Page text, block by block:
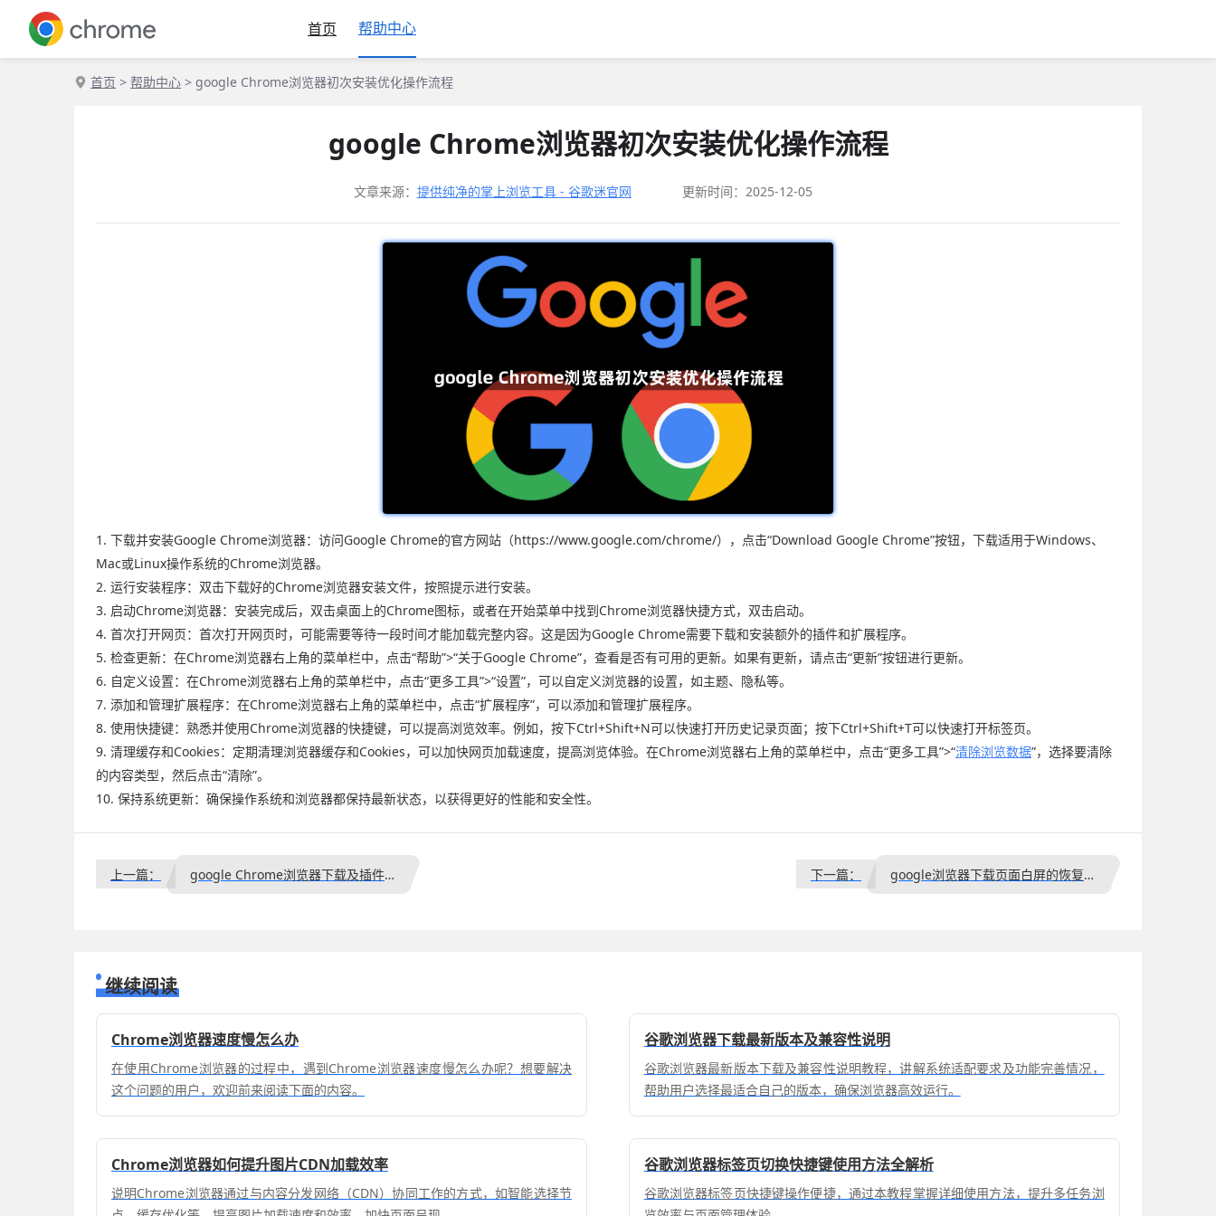
首页 帮助中心
首页 > 帮助中心 > google Chrome浏览器初次安装优化操作流程
google Chrome浏览器初次安装优化操作流程
文章来源： 提供纯净的掌上浏览工具 - 谷歌迷官网 更新时间：2025-12-05
1. 下载并安装Google Chrome浏览器：访问Google Chrome的官方网站（https://www.google.com/chrome/），点击“Download Google Chrome”按钮，下载适用于Windows、
Mac或Linux操作系统的Chrome浏览器。
2. 运行安装程序：双击下载好的Chrome浏览器安装文件，按照提示进行安装。
3. 启动Chrome浏览器：安装完成后，双击桌面上的Chrome图标，或者在开始菜单中找到Chrome浏览器快捷方式，双击启动。
4. 首次打开网页：首次打开网页时，可能需要等待一段时间才能加载完整内容。这是因为Google Chrome需要下载和安装额外的插件和扩展程序。
5. 检查更新：在Chrome浏览器右上角的菜单栏中，点击“帮助”>“关于Google Chrome”，查看是否有可用的更新。如果有更新，请点击“更新”按钮进行更新。
6. 自定义设置：在Chrome浏览器右上角的菜单栏中，点击“更多工具”>“设置”，可以自定义浏览器的设置，如主题、隐私等。
7. 添加和管理扩展程序：在Chrome浏览器右上角的菜单栏中，点击“扩展程序”，可以添加和管理扩展程序。
8. 使用快捷键：熟悉并使用Chrome浏览器的快捷键，可以提高浏览效率。例如，按下Ctrl+Shift+N可以快速打开历史记录页面；按下Ctrl+Shift+T可以快速打开标签页。
9. 清理缓存和Cookies：定期清理浏览器缓存和Cookies，可以加快网页加载速度，提高浏览体验。在Chrome浏览器右上角的菜单栏中，点击“更多工具”>“清除浏览数据”，选择要清除
的内容类型，然后点击“清除”。
10. 保持系统更新：确保操作系统和浏览器都保持最新状态，以获得更好的性能和安全性。
上一篇： google Chrome浏览器下载及插件批量安装及管理方法 下一篇： google浏览器下载页面白屏的恢复步骤
继续阅读
Chrome浏览器速度慢怎么办
在使用Chrome浏览器的过程中，遇到Chrome浏览器速度慢怎么办呢？想要解决
这个问题的用户，欢迎前来阅读下面的内容。
谷歌浏览器下载最新版本及兼容性说明
谷歌浏览器最新版本下载及兼容性说明教程，讲解系统适配要求及功能完善情况，
帮助用户选择最适合自己的版本，确保浏览器高效运行。
Chrome浏览器如何提升图片CDN加载效率
说明Chrome浏览器通过与内容分发网络（CDN）协同工作的方式，如智能选择节
谷歌浏览器标签页切换快捷键使用方法全解析
谷歌浏览器标签页快捷键操作便捷，通过本教程掌握详细使用方法，提升多任务浏